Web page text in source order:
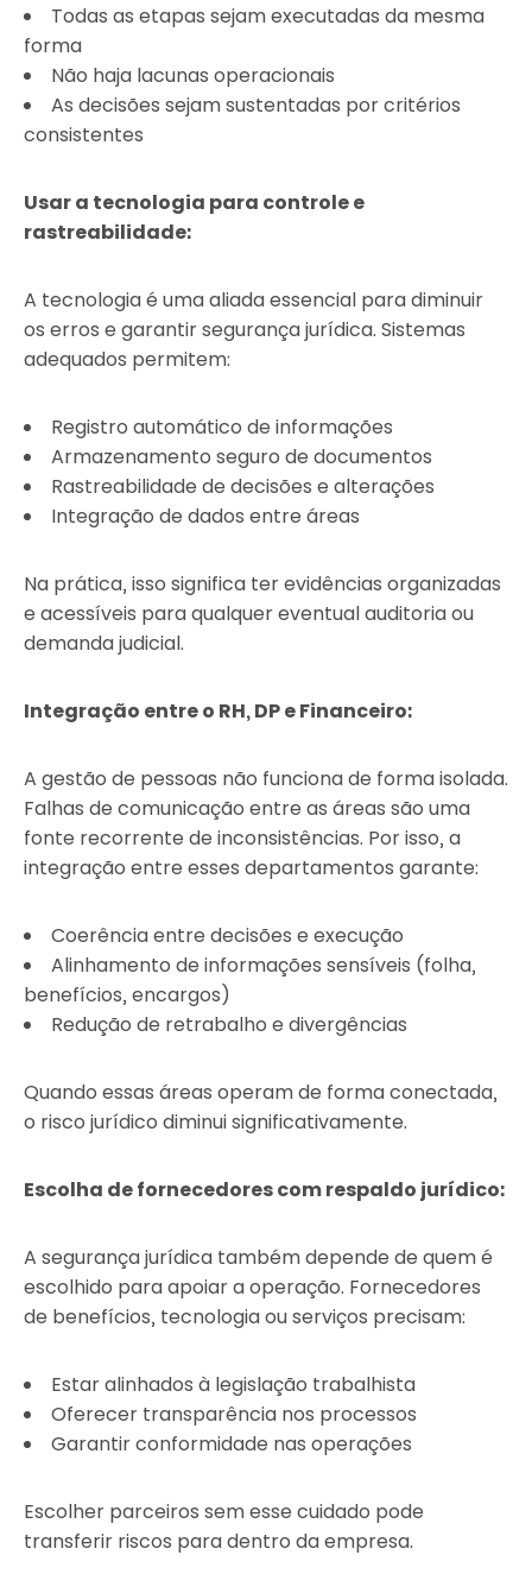
Todas as etapas sejam executadas da mesma
forma
Não haja lacunas operacionais
As decisões sejam sustentadas por critérios
consistentes
Usar a tecnologia para controle e
rastreabilidade:
A tecnologia é uma aliada essencial para diminuir
os erros e garantir segurança jurídica. Sistemas
adequados permitem:
Registro automático de informações
Armazenamento seguro de documentos
Rastreabilidade de decisões e alterações
Integração de dados entre áreas
Na prática, isso significa ter evidências organizadas
e acessíveis para qualquer eventual auditoria ou
demanda judicial.
Integração entre o RH, DP e Financeiro:
A gestão de pessoas não funciona de forma isolada.
Falhas de comunicação entre as áreas são uma
fonte recorrente de inconsistências. Por isso, a
integração entre esses departamentos garante:
Coerência entre decisões e execução
Alinhamento de informações sensíveis (folha,
benefícios, encargos)
Redução de retrabalho e divergências
Quando essas áreas operam de forma conectada,
o risco jurídico diminui significativamente.
Escolha de fornecedores com respaldo jurídico:
A segurança jurídica também depende de quem é
escolhido para apoiar a operação. Fornecedores
de benefícios, tecnologia ou serviços precisam:
Estar alinhados à legislação trabalhista
Oferecer transparência nos processos
Garantir conformidade nas operações
Escolher parceiros sem esse cuidado pode
transferir riscos para dentro da empresa.